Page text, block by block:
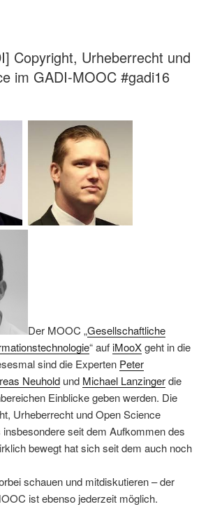
Copyright, Urheberrecht und
im GADI-MOOC #gadi16
Der MOOC „Gesellschaftliche
“ aufiMooXgeht in die
sind die Experten Peter
Neuhold und Michael Lanzingerdie
Einblicke geben werden. Die
Urheberrecht und Open Science
seit dem Aufkommen des
bewegt hat sich seit dem auch noch
schauen und mitdiskutieren – der
ist ebenso jederzeit möglich.